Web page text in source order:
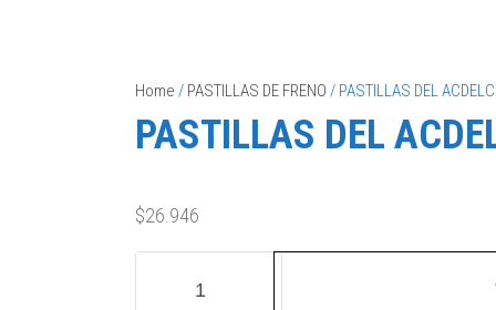
Home / PASTILLAS DE FRENO / PASTILLAS DEL
PASTILLAS DEL
$26.946